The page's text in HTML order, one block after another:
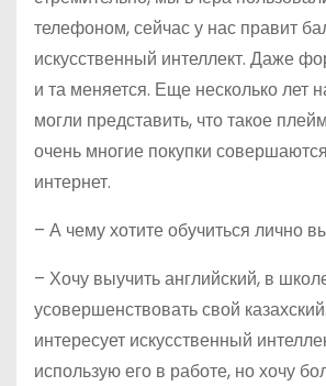
телефоном, сейчас у нас правит
искусственный интеллект. Даже
и та меняется. Еще несколько лет
могли представить, что такое
очень многие покупки
интернет.
– А чему хотите обучиться лично
– Хочу выучить английский, в
усовершенствовать свой
интересует искусственный
использую его в работе, но хочу